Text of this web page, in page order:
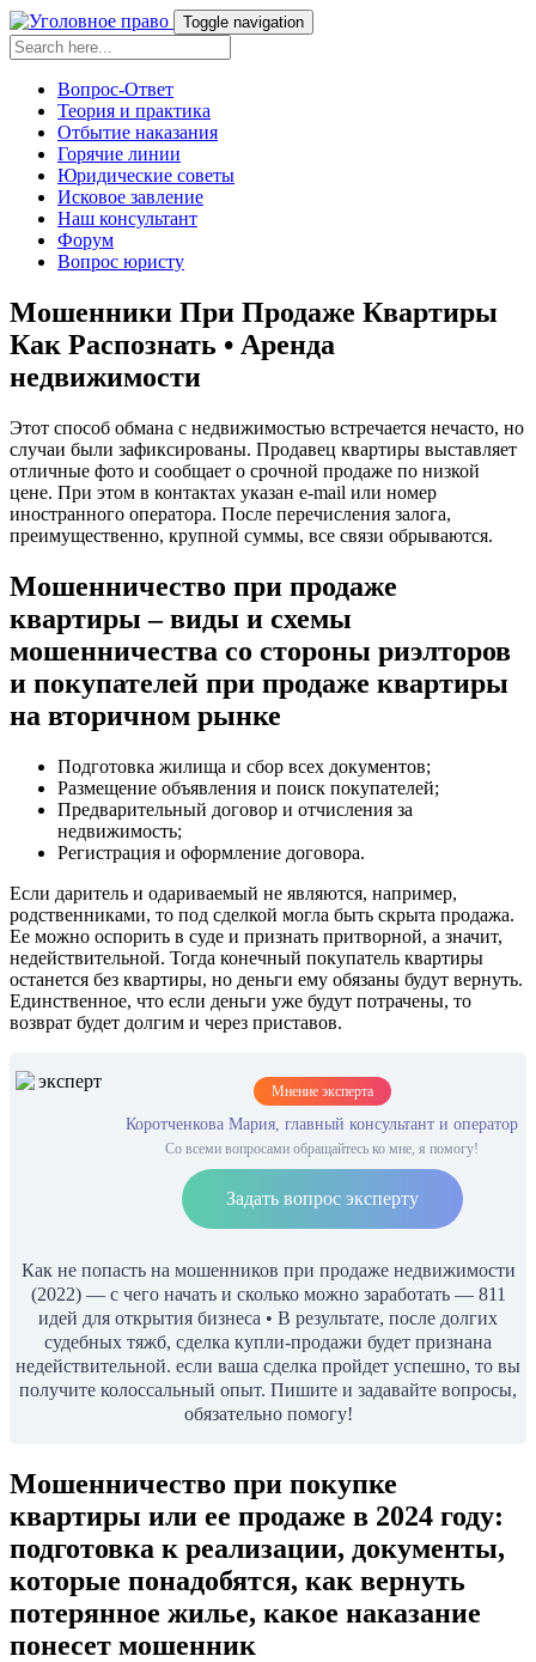
Toggle navigation
Вопрос-Ответ
Теория и практика
Отбытие наказания
Горячие линии
Юридические советы
Исковое завление
Наш консультант
Форум
Вопрос юристу
Мошенники При Продаже Квартиры
Как Распознать • Аренда
недвижимости
Этот способ обмана с недвижимостью встречается нечасто, но
случаи были зафиксированы. Продавец квартиры выставляет
отличные фото и сообщает о срочной продаже по низкой
цене. При этом в контактах указан e-mail или номер
иностранного оператора. После перечисления залога,
преимущественно, крупной суммы, все связи обрываются.
Мошенничество при продаже
квартиры – виды и схемы
мошенничества со стороны риэлторов
и покупателей при продаже квартиры
на вторичном рынке
Подготовка жилища и сбор всех документов;
Размещение объявления и поиск покупателей;
Предварительный договор и отчисления за
недвижимость;
Регистрация и оформление договора.
Если даритель и одариваемый не являются, например,
родственниками, то под сделкой могла быть скрыта продажа.
Ее можно оспорить в суде и признать притворной, а значит,
недействительной. Тогда конечный покупатель квартиры
останется без квартиры, но деньги ему обязаны будут вернуть.
Единственное, что если деньги уже будут потрачены, то
возврат будет долгим и через приставов.
Мнение эксперта
Коротченкова Мария, главный консультант и оператор
Со всеми вопросами обращайтесь ко мне, я помогу!
Задать вопрос эксперту
Как не попасть на мошенников при продаже недвижимости
(2022) — с чего начать и сколько можно заработать — 811
идей для открытия бизнеса • В результате, после долгих
судебных тяжб, сделка купли-продажи будет признана
недействительной. если ваша сделка пройдет успешно, то вы
получите колоссальный опыт. Пишите и задавайте вопросы,
обязательно помогу!
Мошенничество при покупке
квартиры или ее продаже в 2024 году:
подготовка к реализации, документы,
которые понадобятся, как вернуть
потерянное жилье, какое наказание
понесет мошенник